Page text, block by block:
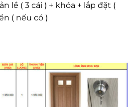
lề ( 3 cái ) + khóa + lắp đặt (
( nếu có )